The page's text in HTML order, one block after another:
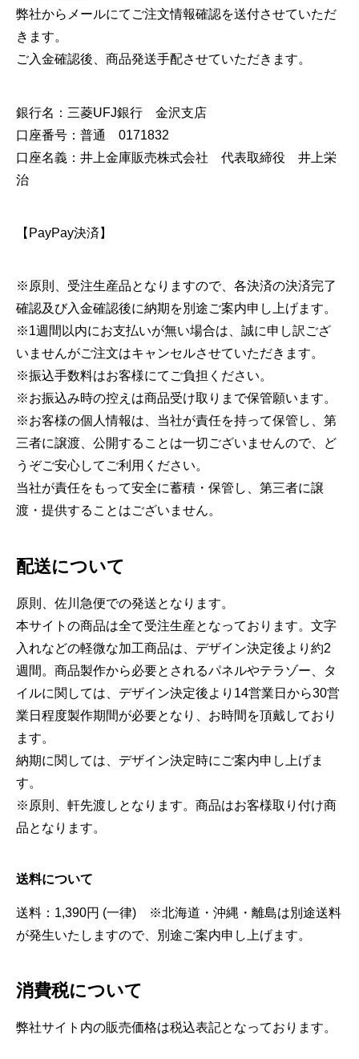
弊社からメールにてご注文情報確認を送付させていただ
きます。
ご入金確認後、商品発送手配させていただきます。
銀行名：三菱UFJ銀行 金沢支店
口座番号：普通 0171832
口座名義：井上金庫販売株式会社 代表取締役 井上栄
治
【PayPay決済】
※原則、受注生産品となりますので、各決済の決済完了
確認及び入金確認後に納期を別途ご案内申し上げます。
※1週間以内にお支払いが無い場合は、誠に申し訳ござ
いませんがご注文はキャンセルさせていただきます。
※振込手数料はお客様にてご負担ください。
※お振込み時の控えは商品受け取りまで保管願います。
※お客様の個人情報は、当社が責任を持って保管し、第
三者に譲渡、公開することは一切ございませんので、ど
うぞご安心してご利用ください。
当社が責任をもって安全に蓄積・保管し、第三者に譲
渡・提供することはございません。
配送について
原則、佐川急便での発送となります。
本サイトの商品は全て受注生産となっております。文字
入れなどの軽微な加工商品は、デザイン決定後より約2
週間。商品製作から必要とされるパネルやテラゾー、タ
イルに関しては、デザイン決定後より14営業日から30営
業日程度製作期間が必要となり、お時間を頂戴しており
ます。
納期に関しては、デザイン決定時にご案内申し上げま
す。
※原則、軒先渡しとなります。商品はお客様取り付け商
品となります。
送料について
送料：1,390円 (一律) ※北海道・沖縄・離島は別途送料
が発生いたしますので、別途ご案内申し上げます。
消費税について
弊社サイト内の販売価格は税込表記となっております。